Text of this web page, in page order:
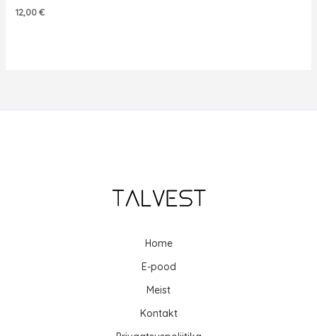
12,00€
Home
E-pood
Meist
Kontakt